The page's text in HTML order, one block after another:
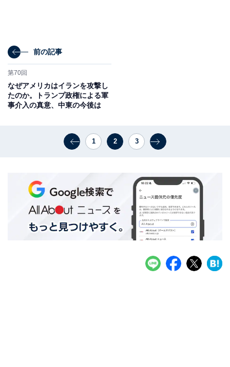
前の記事
第70回
なぜアメリカはイランを攻撃し
たのか。トランプ政権による軍
事介入の真意、中東の今後は
1 2 3